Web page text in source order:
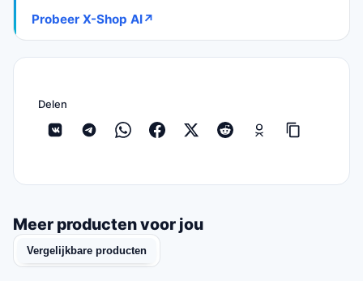
Probeer X-Shop AI↗
Delen
Meer producten voor jou
Vergelijkbare producten